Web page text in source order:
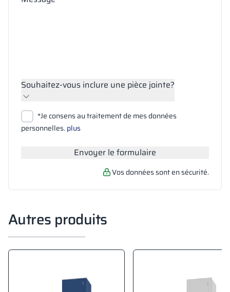
Souhaitez-vous inclure une pièce jointe?
Joindre des fichiers
Rechercher
*Je consens au traitement de mes données
personnelles.plus
Envoyer le formulaire
Vos données sont en sécurité.
Autres produits